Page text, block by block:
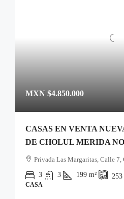
MXN $4.850.000
CASAS EN VENTA
DE CHOLUL MERIDA
Privada Las Margaritas, Calle
3 3 199 m² 253
CASA